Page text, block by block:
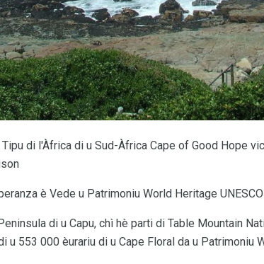
di l'Àfrica di u Sud-Àfrica Cape of Good Hope
è Vede u Patrimoniu World Heritage UNESCO
di u Capu, chì hè parti di Table Mountain
u 553 000 èurariu di u Cape Floral da u Patrimoniu